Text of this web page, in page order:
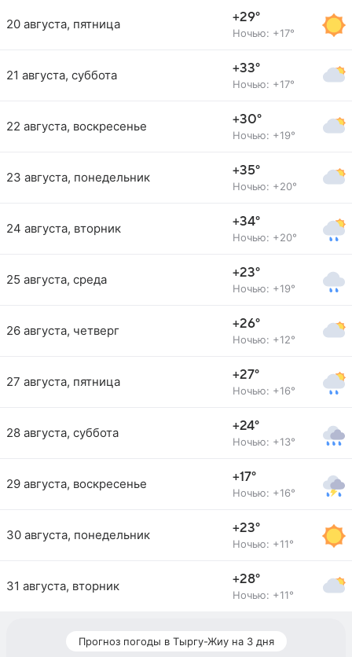
20 августа, пятница +29°
Ночью: +17°
21 августа, суббота +33°
Ночью: +17°
22 августа, воскресенье +30°
Ночью: +19°
23 августа, понедельник +35°
Ночью: +20°
24 августа, вторник +34°
Ночью: +20°
25 августа, среда +23°
Ночью: +19°
26 августа, четверг +26°
Ночью: +12°
27 августа, пятница +27°
Ночью: +16°
28 августа, суббота +24°
Ночью: +13°
29 августа, воскресенье +17°
Ночью: +16°
30 августа, понедельник +23°
Ночью: +11°
31 августа, вторник +28°
Ночью: +11°
Прогноз погоды в Тыргу-Жиу на 3 дня